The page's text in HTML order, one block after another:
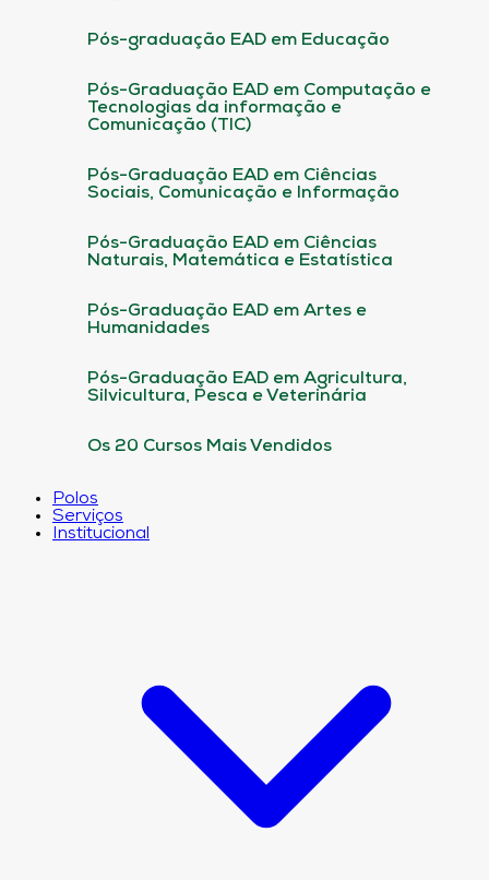
Pós-graduação EAD em Educação
Pós-Graduação EAD em Computação e
Tecnologias da informação e
Comunicação (TIC)
Pós-Graduação EAD em Ciências
Sociais, Comunicação e Informação
Pós-Graduação EAD em Ciências
Naturais, Matemática e Estatística
Pós-Graduação EAD em Artes e
Humanidades
Pós-Graduação EAD em Agricultura,
Silvicultura, Pesca e Veterinária
Os 20 Cursos Mais Vendidos
Polos
Serviços
Institucional